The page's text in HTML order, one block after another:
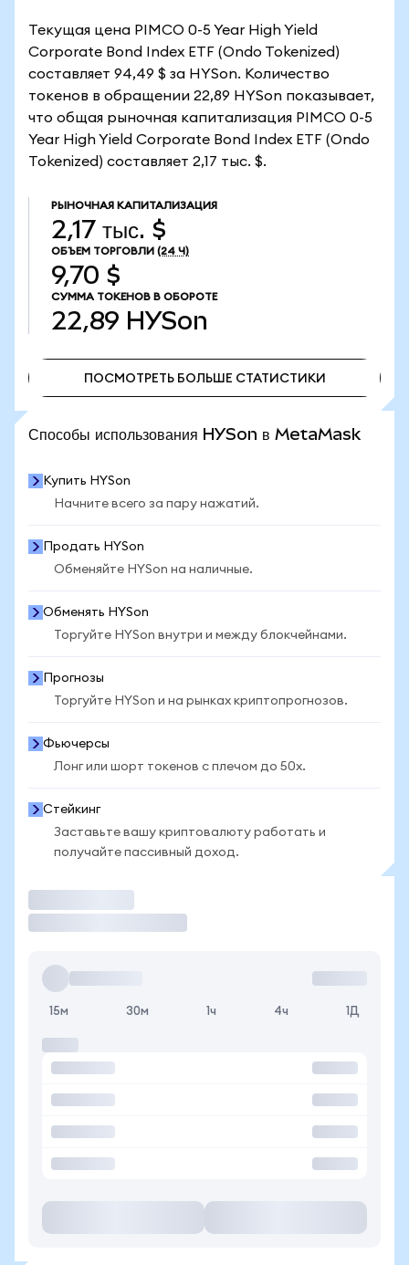
Текущая цена PIMCO 0-5 Year High Yield
Corporate Bond Index ETF (Ondo Tokenized)
составляет 94,49 $ за HYSon. Количество
токенов в обращении 22,89 HYSon показывает,
что общая рыночная капитализация PIMCO 0-5
Year High Yield Corporate Bond Index ETF (Ondo
Tokenized) составляет 2,17 тыс. $.
РЫНОЧНАЯ КАПИТАЛИЗАЦИЯ
2,17 тыс. $
ОБЪЕМ ТОРГОВЛИ (24 Ч)
9,70 $
СУММА ТОКЕНОВ В ОБОРОТЕ
22,89 HYSon
ПОСМОТРЕТЬ БОЛЬШЕ СТАТИСТИКИ
Способы использования HYSon в MetaMask
Купить HYSon
Начните всего за пару нажатий.
Продать HYSon
Обменяйте HYSon на наличные.
Обменять HYSon
Торгуйте HYSon внутри и между блокчейнами.
Прогнозы
Торгуйте HYSon и на рынках криптопрогнозов.
Фьючерсы
Лонг или шорт токенов с плечом до 50x.
Стейкинг
Заставьте вашу криптовалюту работать и
получайте пассивный доход.
15м 30м 1ч 4ч 1Д